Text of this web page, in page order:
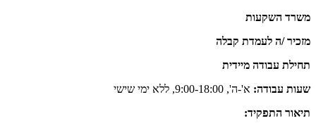
משרד השקעות
מזכיר /ה לעמדת קבלה
תחילת עבודה מיידית
שעות עבודה: א'-ה', 9:00-18:00, ללא ימי שישי
תיאור התפקיד: